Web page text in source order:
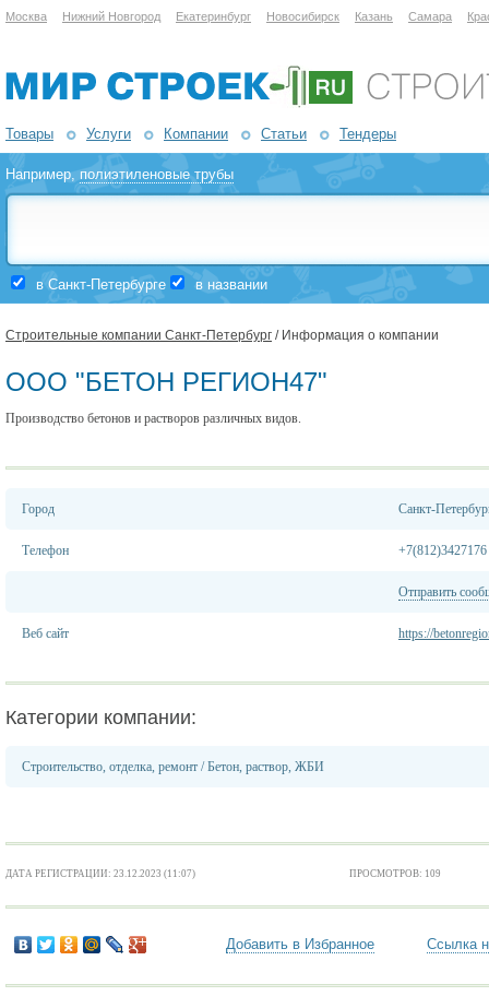
Москва Нижний Новгород Екатеринбург Новосибирск Казань Самара
Товары Услуги Компании Статьи Тендеры
Например,полиэтиленовые трубы
в Санкт-Петербурге в названии
Строительные компании Санкт-Петербург / Информация о компании
ООО "БЕТОН РЕГИОН47"
Производство бетонов и растворов различных видов.
Город Санкт-
Телефон +7(812)3427176
Отправить
Веб сайт https://
Категории компании:
Строительство, отделка, ремонт /Бетон, раствор, ЖБИ
ДАТА РЕГИСТРАЦИИ: 23.12.2023 (11:07) ПРОСМОТРОВ: 109
Добавить в Избранное Ссылка